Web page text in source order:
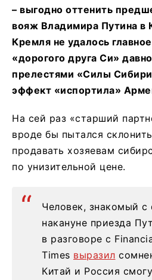
– выгодно оттенить
вояж Владимира Путина в
Кремля не удалось
«дорогого друга Си»
прелестями «Силы
эффект «испортила»
На сей раз «старший
вроде бы пытался
продавать хозяевам
по унизительной цене.
Человек, знакомый с
накануне приезда
в разговоре с
Times выразил
Китай и Россия